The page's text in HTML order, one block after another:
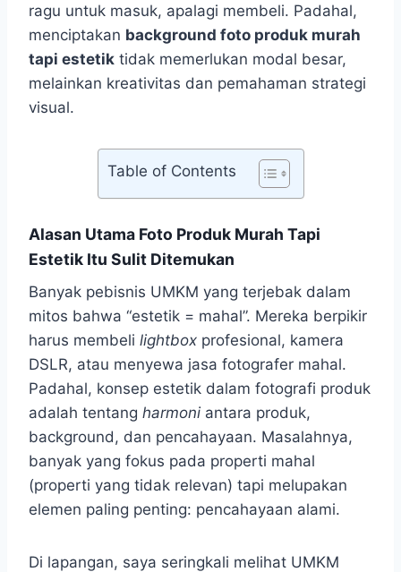
ragu untuk masuk, apalagi membeli. Padahal,
menciptakan background foto produk murah
tapi estetik tidak memerlukan modal besar,
melainkan kreativitas dan pemahaman strategi
visual.
Table of Contents
Alasan Utama Foto Produk Murah Tapi
Estetik Itu Sulit Ditemukan
Banyak pebisnis UMKM yang terjebak dalam
mitos bahwa “estetik = mahal”. Mereka berpikir
harus membeli lightbox profesional, kamera
DSLR, atau menyewa jasa fotografer mahal.
Padahal, konsep estetik dalam fotografi produk
adalah tentang harmoni antara produk,
background, dan pencahayaan. Masalahnya,
banyak yang fokus pada properti mahal
(properti yang tidak relevan) tapi melupakan
elemen paling penting: pencahayaan alami.
Di lapangan, saya seringkali melihat UMKM